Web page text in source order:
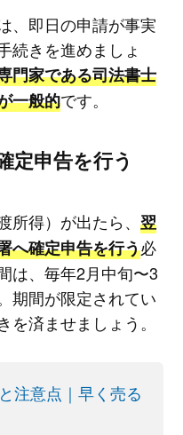
、即日の申請が事実
続きを進めましょ
門家である司法書士
一般的です。
定申告を行う
得）が出たら、 翌
へ確定申告を行う必
は、毎年2月中旬〜3
期間が限定されてい
済ませましょう。
注意点｜早く売る